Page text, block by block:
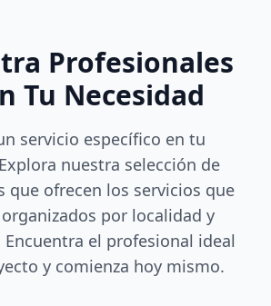
Profesionales
Tu Necesidad
servicio específico en tu
nuestra selección de
que ofrecen los servicios que
por localidad y
Encuentra el profesional ideal
y comienza hoy mismo.